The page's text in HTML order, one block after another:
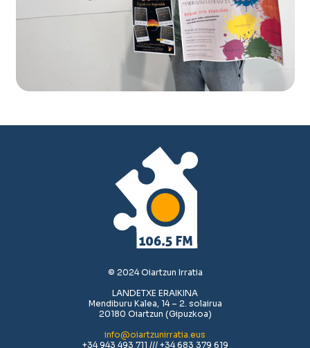
© 2024 Oiartzun Irratia
LANDETXE ERAIKINA
Mendiburu Kalea, 14 – 2. solairua
20180 Oiartzun (Gipuzkoa)
info@oiartzunirratia.eus
+34 943 493 711 /// +34 683 379 619